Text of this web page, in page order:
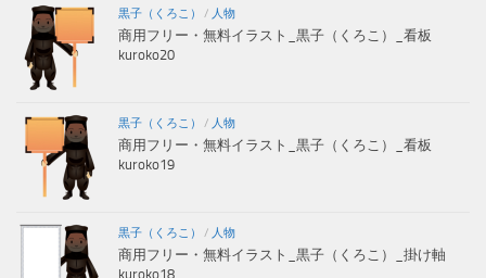
黒子（くろこ） / 人物
商用フリー・無料イラスト_黒子（くろこ）_看板
kuroko20
黒子（くろこ） / 人物
商用フリー・無料イラスト_黒子（くろこ）_看板
kuroko19
黒子（くろこ） / 人物
商用フリー・無料イラスト_黒子（くろこ）_掛け軸
kuroko18